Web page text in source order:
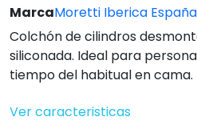
MarcaMoretti Iberica España
Colchón de cilindros
siliconada. Ideal para
tiempo del habitual en cama.
Ver caracteristicas